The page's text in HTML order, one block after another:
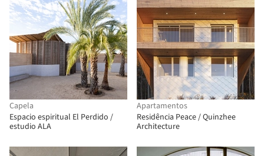
Capela
Espacio espiritual El Perdido /
estudio ALA
Apartamentos
Residência Peace / Quinzhee
Architecture